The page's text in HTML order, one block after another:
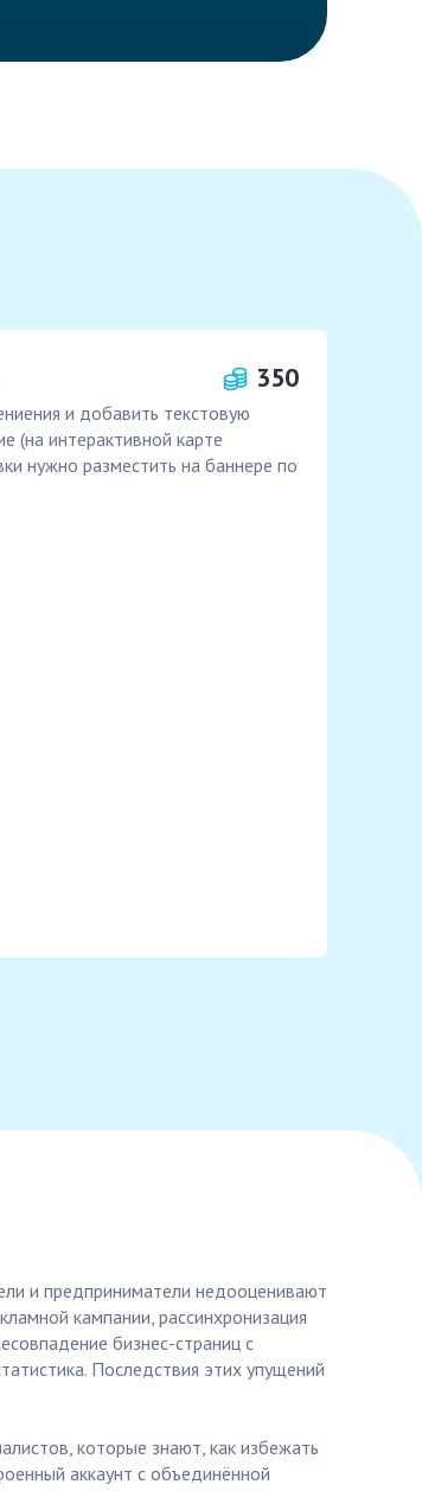
350
и добавить текстовую
(на интерактивной карте
нужно разместить на баннере по
и предприниматели недооценивают
кампании, рассинхронизация
бизнес-страниц с
Последствия этих упущений
которые знают, как избежать
аккаунт с объединённой